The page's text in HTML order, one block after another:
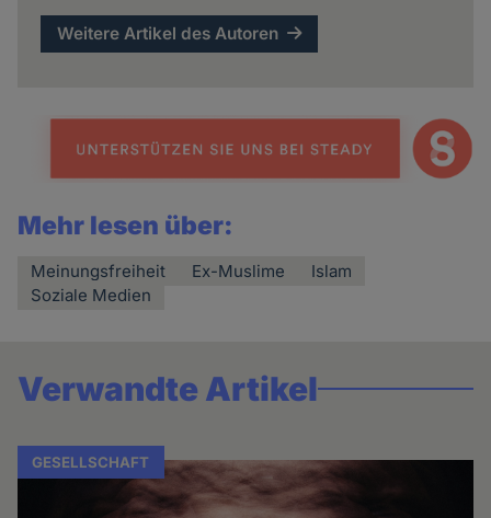
Weitere Artikel des Autoren
Mehr lesen über:
Meinungsfreiheit Ex-Muslime
Islam
Soziale Medien
Verwandte Artikel
GESELLSCHAFT